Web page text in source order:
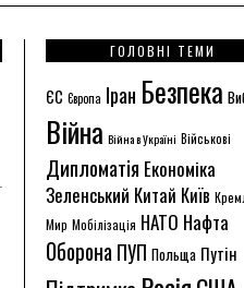
ГОЛОВНІ ТЕМИ
ЄС Європа Іран Безпека
Війна Війна в Україні Військові
Дипломатія Економіка
Зеленський Китай Київ
Мир Мобілізація НАТО Нафта
ОборонаПУП Польща Путін